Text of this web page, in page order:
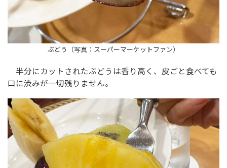
ぶどう（写真：スーパーマーケットファン）
半分にカットされたぶどうは香り高く、皮ごと食べても
口に渋みが一切残りません。